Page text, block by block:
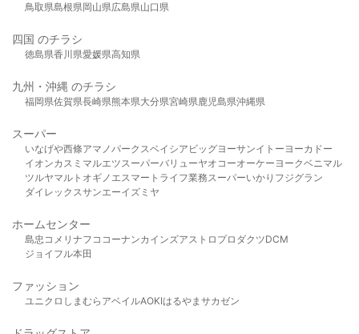
鳥取県島根県岡山県広島県山口県
四国 のチラシ
徳島県香川県愛媛県高知県
九州・沖縄 のチラシ
福岡県佐賀県長崎県熊本県大分県宮崎県鹿児島県沖縄県
スーパー
いなげや西條アマノパークスベイシア ビッグヨーサンイトーヨーカドー
イオンカスミ マルエツスーパーバリューヤオコーオーケー ヨークベニマル
ツルヤマルト オギノ エスマート ライフ業務スーパーいかり フジグラン
ダイレックスサンエーイズミヤ
ホームセンター
島忠 コメリ ナフコ コーナンカインズアストロプロダクツDCM
ジョイフル本田
ファッション
ユニクロ しまむら アベイルAOKIはるやま サカゼン